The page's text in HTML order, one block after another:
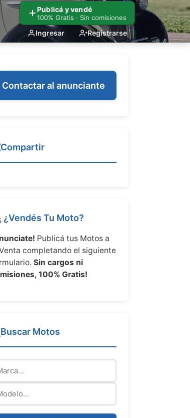
Publicá y vendé
100% Gratis · Sin comisiones
Ingresar Registrarse
Contactar al anunciante
Compartir
Tu Moto?
Publicá tus Motos a
completando el siguiente
Sin cargos ni
100% Gratis!
Buscar Motos